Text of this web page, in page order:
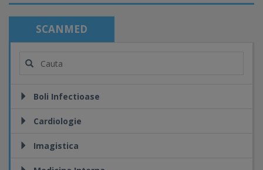
SCANMED
Boli Infectioase
Cardiologie
Imagistica